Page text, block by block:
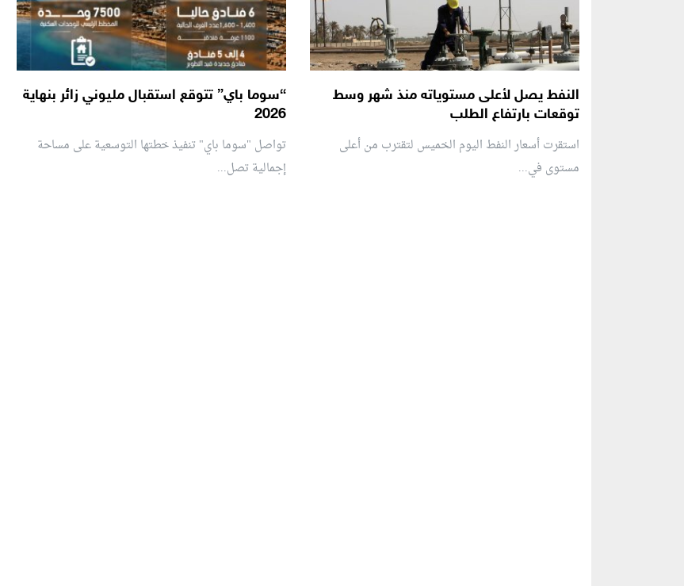
النفط يصل لأعلى مستوياته منذ شهر وسط
توقعات بارتفاع الطلب
استقرت أسعار النفط اليوم الخميس لتقترب من أعلى
مستوى في...
“سوما باي” تتوقع استقبال مليوني زائر بنهاية
2026
تواصل "سوما باي" تنفيذ خطتها التوسعية على مساحة
إجمالية تصل...